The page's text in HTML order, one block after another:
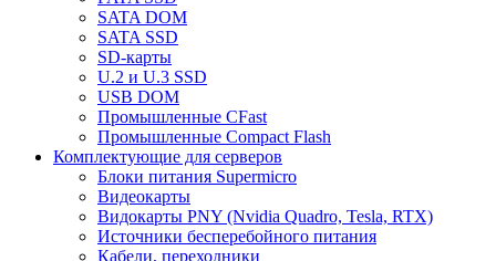
SATA DOM
SATA SSD
SD-карты
U.2 и U.3 SSD
USB DOM
Промышленные CFast
Промышленные Compact Flash
Комплектующие для серверов
Блоки питания Supermicro
Видеокарты
Видокарты PNY (Nvidia Quadro, Tesla, RTX)
Источники бесперебойного питания
Кабели, переходники